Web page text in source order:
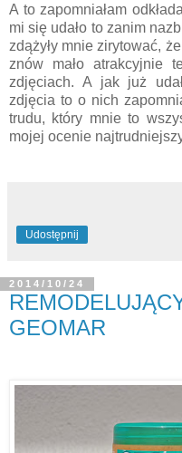
A to zapomniałam
mi się udało to zanim
zdążyły mnie zirytować,
znów mało atrakcyjnie
zdjęciach. A jak już
zdjęcia to o nich
trudu, który mnie to
mojej ocenie
Udostępnij
2014/10/24
GEOMAR